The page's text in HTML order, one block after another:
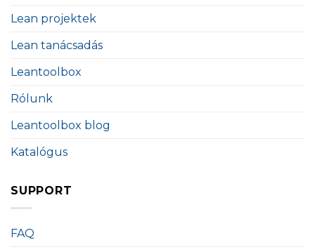
Lean projektek
Lean tanácsadás
Leantoolbox
Rólunk
Leantoolbox blog
Katalógus
SUPPORT
FAQ